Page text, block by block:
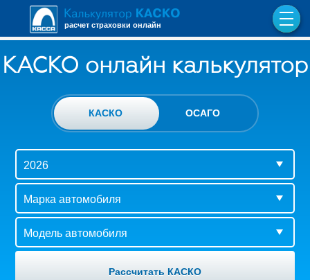
расчет страховки онлайн
КАСКО онлайн калькулятор
КАСКО ОСАГО